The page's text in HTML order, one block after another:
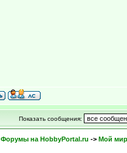
Показать сообщения:
Форумы на HobbyPortal.ru -> Мой мир